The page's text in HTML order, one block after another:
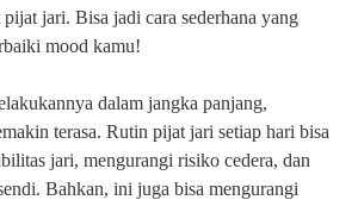
jari. Bisa jadi cara sederhana yang
mood kamu!
dalam jangka panjang,
terasa. Rutin pijat jari setiap hari bisa
jari, mengurangi risiko cedera, dan
Bahkan, ini juga bisa mengurangi